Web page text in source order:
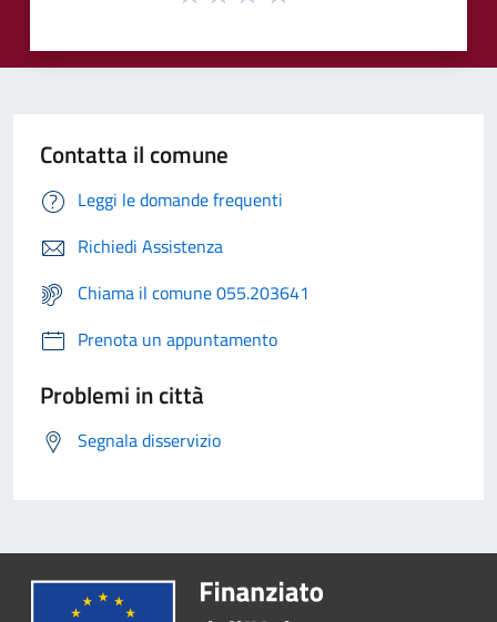
Contatta il comune
Leggi le domande frequenti
Richiedi Assistenza
Chiama il comune 055.203641
Prenota un appuntamento
Problemi in città
Segnala disservizio